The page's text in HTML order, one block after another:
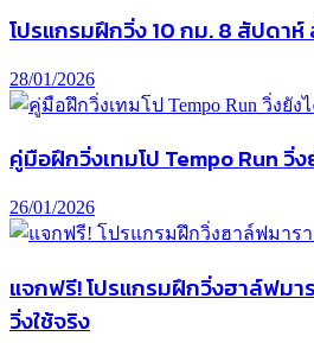
โปรแกรมฝึกวิ่ง 10 กม. 8 สัปดา
28/01/2026
คู่มือฝึกวิ่งเทมโป Tempo Run วิ่ง
26/01/2026
แจกฟรี! โปรแกรมฝึกวิ่งฮาล์ฟมา
วิ่งใช้จริง